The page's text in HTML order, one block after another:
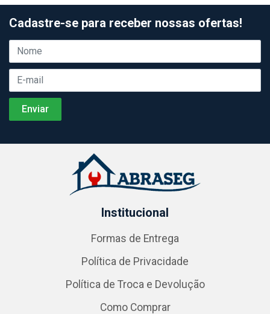
Cadastre-se para receber nossas ofertas!
Institucional
Formas de Entrega
Política de Privacidade
Política de Troca e Devolução
Como Comprar